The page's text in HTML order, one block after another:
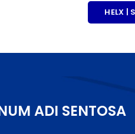
HELX |
ADI SENTOSA